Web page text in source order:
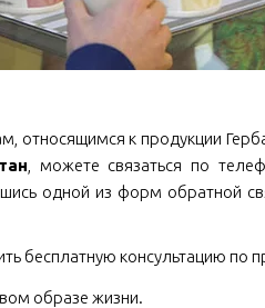
относящимся к продукции
, можете связаться по
одной из форм обратной
бесплатную консультацию по
образе жизни.